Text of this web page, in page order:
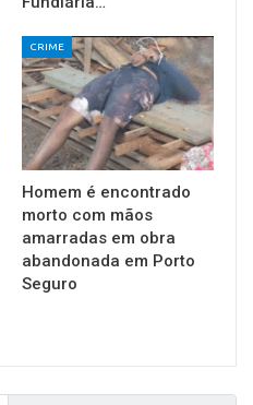
CRIME
Homem é encontrado
morto com mãos
amarradas em obra
abandonada em Porto
Seguro